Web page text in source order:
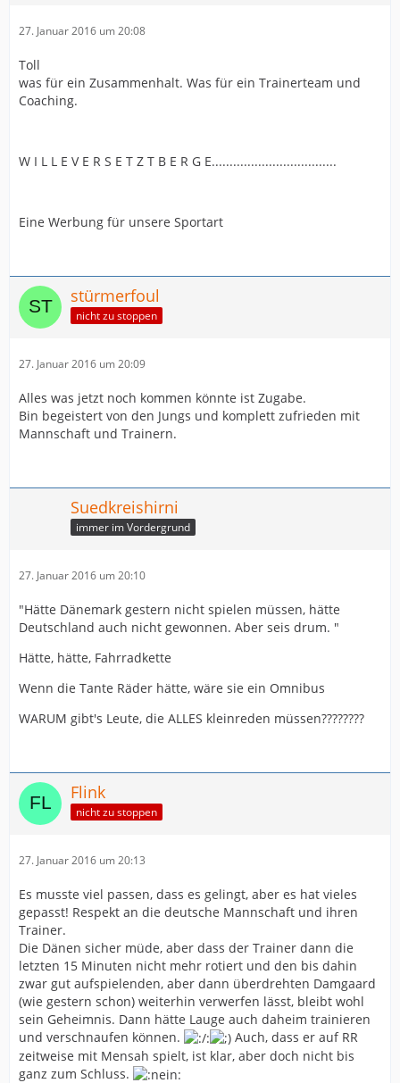
27. Januar 2016 um 20:08
Toll
was für ein Zusammenhalt. Was für ein Trainerteam und
Coaching.
W I L L E V E R S E T Z T B E R G E...................................
Eine Werbung für unsere Sportart
stürmerfoul
nicht zu stoppen
27. Januar 2016 um 20:09
Alles was jetzt noch kommen könnte ist Zugabe.
Bin begeistert von den Jungs und komplett zufrieden mit
Mannschaft und Trainern.
Suedkreishirni
immer im Vordergrund
27. Januar 2016 um 20:10
"Hätte Dänemark gestern nicht spielen müssen, hätte
Deutschland auch nicht gewonnen. Aber seis drum. "
Hätte, hätte, Fahrradkette
Wenn die Tante Räder hätte, wäre sie ein Omnibus
WARUM gibt's Leute, die ALLES kleinreden müssen????????
Flink
nicht zu stoppen
27. Januar 2016 um 20:13
Es musste viel passen, dass es gelingt, aber es hat vieles
gepasst! Respekt an die deutsche Mannschaft und ihren
Trainer.
Die Dänen sicher müde, aber dass der Trainer dann die
letzten 15 Minuten nicht mehr rotiert und den bis dahin
zwar gut aufspielenden, aber dann überdrehten Damgaard
(wie gestern schon) weiterhin verwerfen lässt, bleibt wohl
sein Geheimnis. Dann hätte Lauge auch daheim trainieren
und verschnaufen können.
Auch, dass er auf RR
zeitweise mit Mensah spielt, ist klar, aber doch nicht bis
ganz zum Schluss.